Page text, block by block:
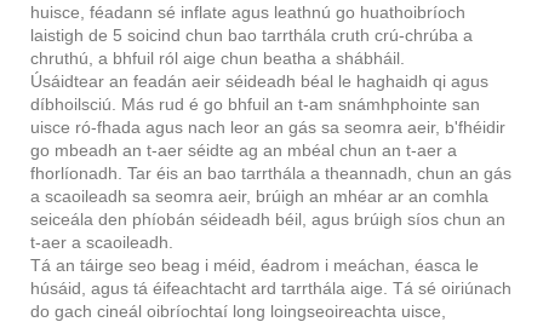
huisce, féadann sé inflate agus leathnú go huathoibríoch
laistigh de 5 soicind chun bao tarrthála cruth crú-chrúba a
chruthú, a bhfuil ról aige chun beatha a shábháil.
Úsáidtear an feadán aeir séideadh béal le haghaidh qi agus
díbhoilsciú. Más rud é go bhfuil an t-am snámhphointe san
uisce ró-fhada agus nach leor an gás sa seomra aeir, b'fhéidir
go mbeadh an t-aer séidte ag an mbéal chun an t-aer a
fhorlíonadh. Tar éis an bao tarrthála a theannadh, chun an gás
a scaoileadh sa seomra aeir, brúigh an mhéar ar an comhla
seiceála den phíobán séideadh béil, agus brúigh síos chun an
t-aer a scaoileadh.
Tá an táirge seo beag i méid, éadrom i meáchan, éasca le
húsáid, agus tá éifeachtacht ard tarrthála aige. Tá sé oiriúnach
do gach cineál oibríochtaí long loingseoireachta uisce,